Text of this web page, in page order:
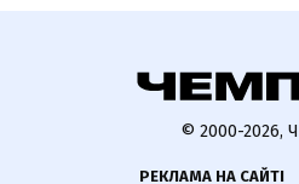
© 2000-2026,
РЕКЛАМА НА САЙТІ